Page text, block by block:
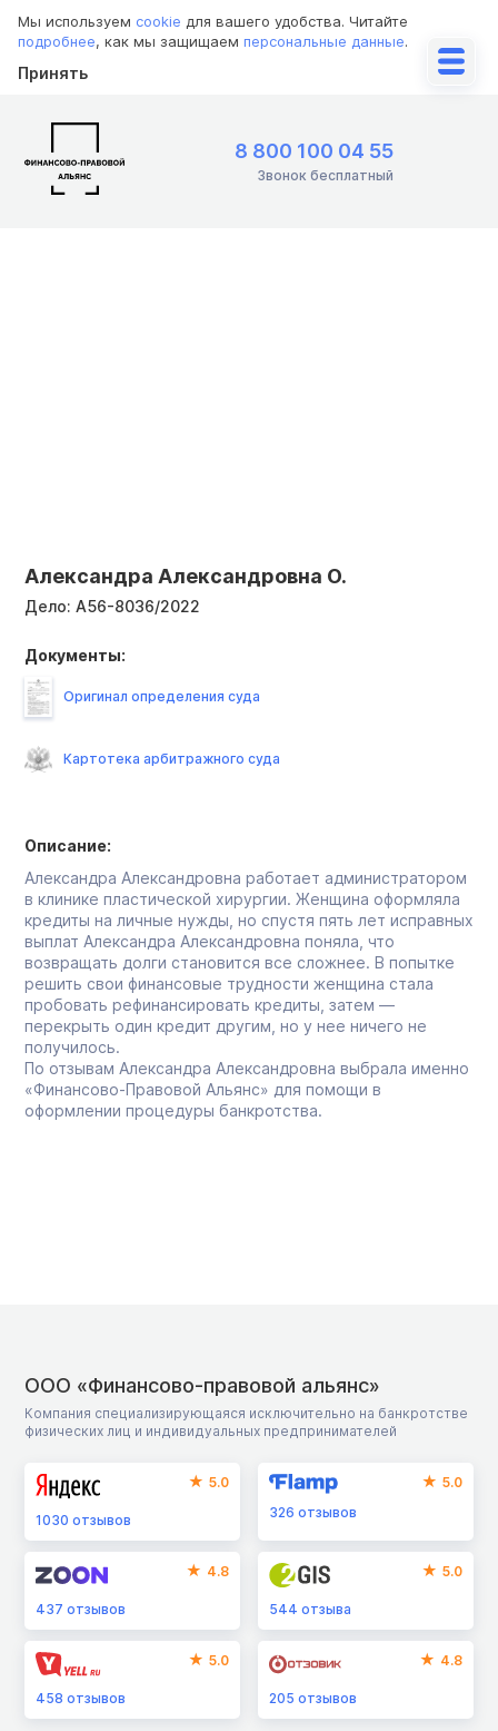
Мы используем cookie для вашего удобства. Читайте
подробнее, как мы защищаем персональные данные.
Принять
8 800 100 04 55
Звонок бесплатный
Александра Александровна О.
Дело: А56-8036/2022
Описание:
Александра Александровна работает администратором
в клинике пластической хирургии. Женщина оформляла
кредиты на личные нужды, но спустя пять лет исправных
выплат Александра Александровна поняла, что
возвращать долги становится все сложнее. В попытке
решить свои финансовые трудности женщина стала
пробовать рефинансировать кредиты, затем —
перекрыть один кредит другим, но у нее ничего не
получилось.
По отзывам Александра Александровна выбрала именно
«Финансово-Правовой Альянс» для помощи в
оформлении процедуры банкротства.
Документы:
Оригинал определения суда
Картотека арбитражного суда
ООО «Финансово-правовой альянс»
Компания специализирующаяся исключительно на банкротстве
физических лиц и индивидуальных предпринимателей
5.0
1030 отзывов
5.0
326отзывов
4.8
437 отзывов
5.0
544отзыва
5.0
458 отзывов
4.8
205отзывов